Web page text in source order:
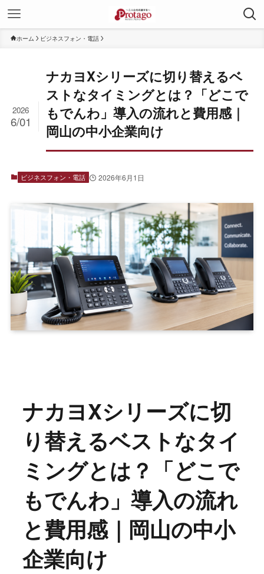
ホーム ビジネスフォン・電話
ナカヨXシリーズに切り替えるベ
ストなタイミングとは？「どこで
もでんわ」導入の流れと費用感｜
岡山の中小企業向け
2026
6/01
ビジネスフォン・電話 2026年6月1日
ナカヨXシリーズに切
り替えるベストなタイ
ミングとは？「どこで
もでんわ」導入の流れ
と費用感｜岡山の中小
企業向け